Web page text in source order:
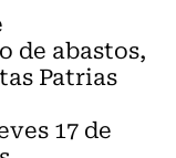
de abastos,
Patrias
17 de